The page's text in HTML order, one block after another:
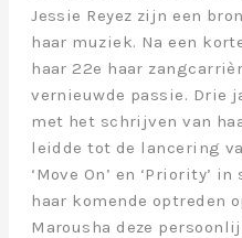
Jessie Reyez zijn een
haar muziek. Na een
haar 22e haar
vernieuwde passie. Drie
met het schrijven van
leidde tot de lancering
‘Move On’ en ‘Priority’
haar komende optreden
Marousha deze